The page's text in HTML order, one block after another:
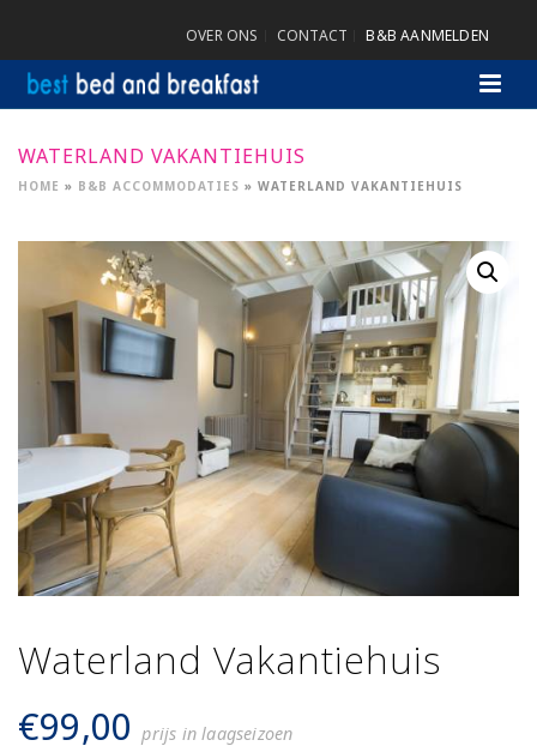
OVER ONS CONTACT B&B AANMELDEN
WATERLAND VAKANTIEHUIS
HOME » B&B ACCOMMODATIES » WATERLAND VAKANTIEHUIS
Waterland Vakantiehuis
€99,00 prijs in laagseizoen